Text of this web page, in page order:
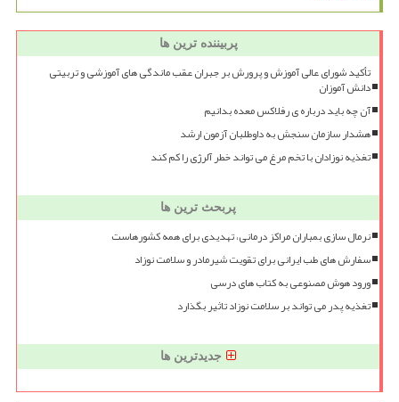
پربیننده ترین ها
تأکید شورای عالی آموزش و پرورش بر جبران عقب ماندگی های آموزشی و تربیتی
دانش آموزان
آن چه باید درباره ی رفلاکس معده بدانیم
هشدار سازمان سنجش به داوطلبان آزمون ارشد
تغذیه نوزادان با تخم مرغ می تواند خطر آلرژی را کم کند
پربحث ترین ها
نرمال سازی بمباران مراکز درمانی، تهدیدی برای همه کشورهاست
سفارش های طب ایرانی برای تقویت شیرمادر و سلامت نوزاد
ورود هوش مصنوعی به کتاب های درسی
تغذیه پدر می تواند بر سلامت نوزاد تاثیر بگذارد
جدیدترین ها